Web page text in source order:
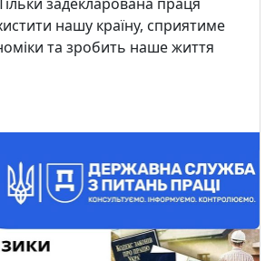
нашу країну, сприятиме
та зробить наше життя